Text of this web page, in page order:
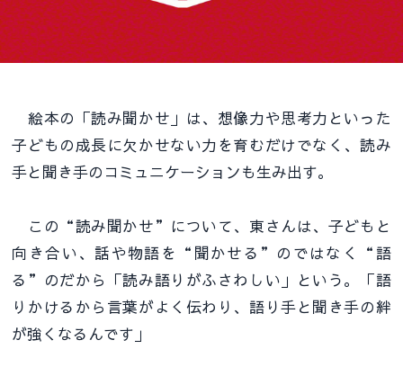
絵本の「読み聞かせ」は、想像力や思考力といった
子どもの成長に欠かせない力を育むだけでなく、読み
手と聞き手のコミュニケーションも生み出す。
この“読み聞かせ”について、東さんは、子どもと
向き合い、話や物語を“聞かせる”のではなく“語
る”のだから「読み語りがふさわしい」という。「語
りかけるから言葉がよく伝わり、語り手と聞き手の絆
が強くなるんです」